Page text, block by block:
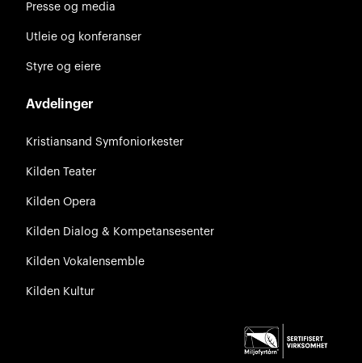
Presse og media
Utleie og konferanser
Styre og eiere
Avdelinger
Kristiansand Symfoniorkester
Kilden Teater
Kilden Opera
Kilden Dialog & Kompetansesenter
Kilden Vokalensemble
Kilden Kultur